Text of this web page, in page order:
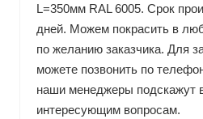
L=350мм RAL 6005. Срок
дней. Можем покрасить в
по желанию заказчика. Для
можете позвонить по
наши менеджеры подскажут
интересующим вопросам.